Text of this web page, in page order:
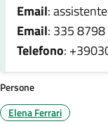
Email:
Email: 335
Telefono:
Persone
Elena Ferrari